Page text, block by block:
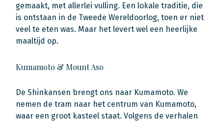
gemaakt, met allerlei vulling. Een lokale traditie, die
is ontstaan in de Tweede Wereldoorlog, toen er niet
veel te eten was. Maar het levert wel een heerlijke
maaltijd op.
Kumamoto & Mount Aso
De Shinkansen brengt ons naar Kumamoto. We
nemen de tram naar het centrum van Kumamoto,
waar een groot kasteel staat. Volgens de verhalen